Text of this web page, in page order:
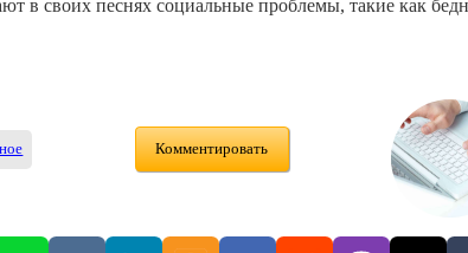
в своих песнях социальные проблемы, такие как
Комментировать